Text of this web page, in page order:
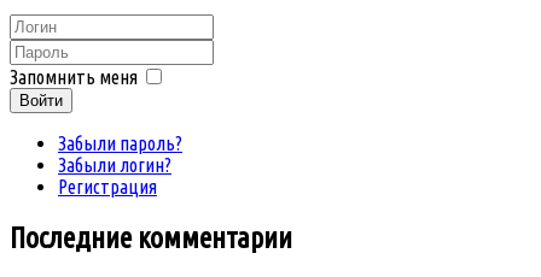
Запомнить меня
Войти
Забыли пароль?
Забыли логин?
Регистрация
Последние комментарии